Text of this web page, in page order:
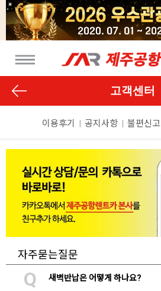
고객센터
이용후기 공지사항 불편신고
자주묻는질문
Q 새벽반납은 어떻게 하나요?